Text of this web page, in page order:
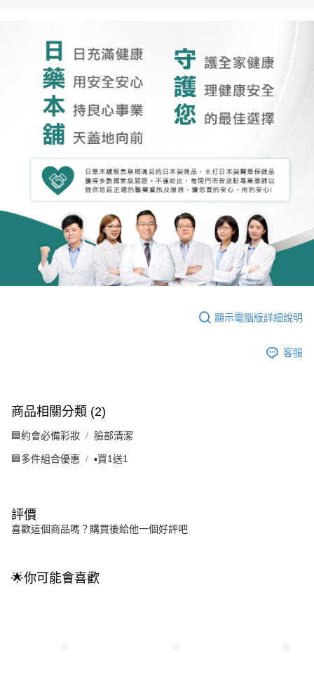
顯示電腦版詳細說明
客服
商品相關分類 (2)
🟦約會必備彩妝 臉部清潔
🟦多件組合優惠 ▪️買1送1
評價
喜歡這個商品嗎？購買後給他一個好評吧
🌟你可能會喜歡